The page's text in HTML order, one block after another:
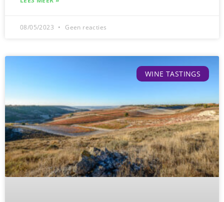
08/05/2023 Geen reacties
WINE TASTINGS